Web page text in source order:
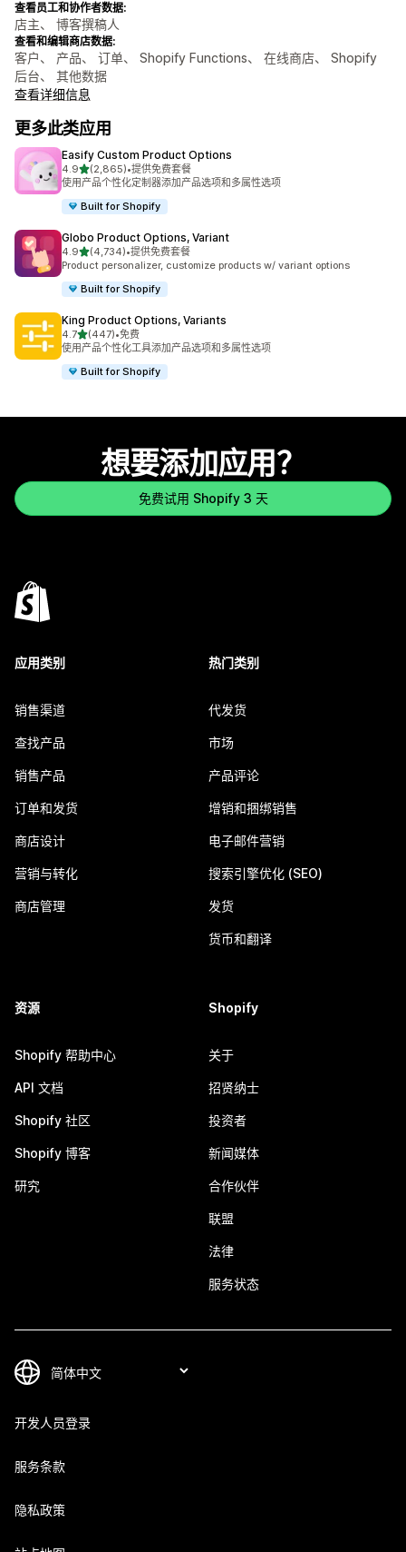
查看员工和协作者数据:
店主、 博客撰稿人
查看和编辑商店数据:
客户、 产品、 订单、 Shopify Functions、 在线商店、 Shopify
后台、 其他数据
查看详细信息
更多此类应用
Easify Custom Product Options
4.9星（满分 5 星）
(2,865)
总共 2865 条评论
•提供免费套餐
使用产品个性化定制器添加产品选项和多属性选项
Built for Shopify
Globo Product Options, Variant
4.9星（满分 5 星）
(4,734)
总共 4734 条评论
•提供免费套餐
Product personalizer, customize products w/ variant options
Built for Shopify
King Product Options, Variants
4.7星（满分 5 星）
(447)
总共 447 条评论
•免费
使用产品个性化工具添加产品选项和多属性选项
Built for Shopify
想要添加应用？
免费试用 Shopify 3 天
应用类别
销售渠道
查找产品
销售产品
订单和发货
商店设计
营销与转化
商店管理
热门类别
代发货
市场
产品评论
增销和捆绑销售
电子邮件营销
搜索引擎优化 (SEO)
发货
货币和翻译
资源
Shopify 帮助中心
API 文档
Shopify 社区
Shopify 博客
研究
Shopify
关于
招贤纳士
投资者
新闻媒体
合作伙伴
联盟
法律
服务状态
开发人员登录
服务条款
隐私政策